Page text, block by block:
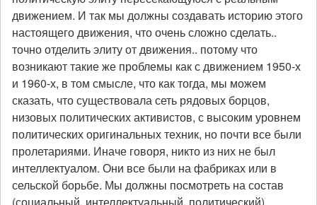
движением. И так мы должны создавать историю этого
настоящего движения, что очень сложно сделать..
точно отделить элиту от движения.. потому что
возникают такие же проблемы как с движением 1950-х
и 1960-х, в том смысле, что как тогда, мы можем
сказать, что существовала сеть рядовых борцов,
низовых политических активистов, с высоким уровнем
политических оригинальных техник, но почти все были
пролетариями. Иначе говоря, никто из них не был
интеллектуалом. Они все были на фабриках или в
сельской борьбе. Мы должны посмотреть на состав
(социальный, интеллектуальный, политический)